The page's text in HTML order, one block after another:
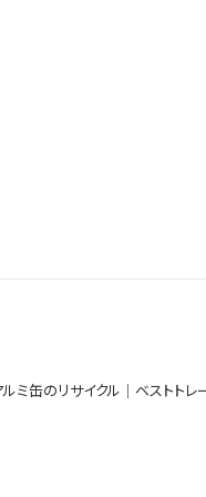
ミ缶のリサイクル｜ ベストト